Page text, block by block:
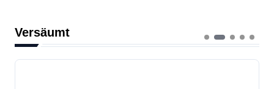
Versäumt